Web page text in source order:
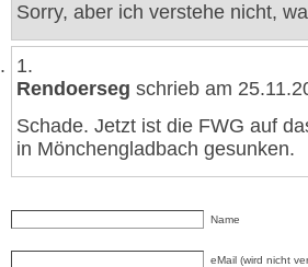
Sorry, aber ich verstehe nicht,
1.
Rendoerseg schrieb am
Schade. Jetzt ist die FWG auf
in Mönchengladbach gesunken.
Name
eMail (wird nicht